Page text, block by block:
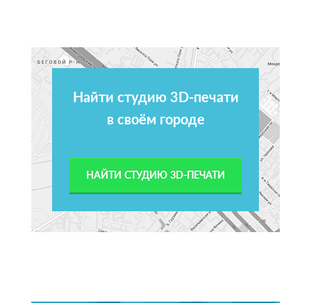
Найти студию 3D-печати
в своём городе
НАЙТИ СТУДИЮ 3D-ПЕЧАТИ